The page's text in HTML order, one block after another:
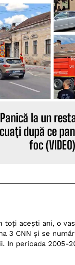
Panică la un
după ce
foc (VIDEO)
toți acești ani, o
3 CNN și se
In perioada 2005-